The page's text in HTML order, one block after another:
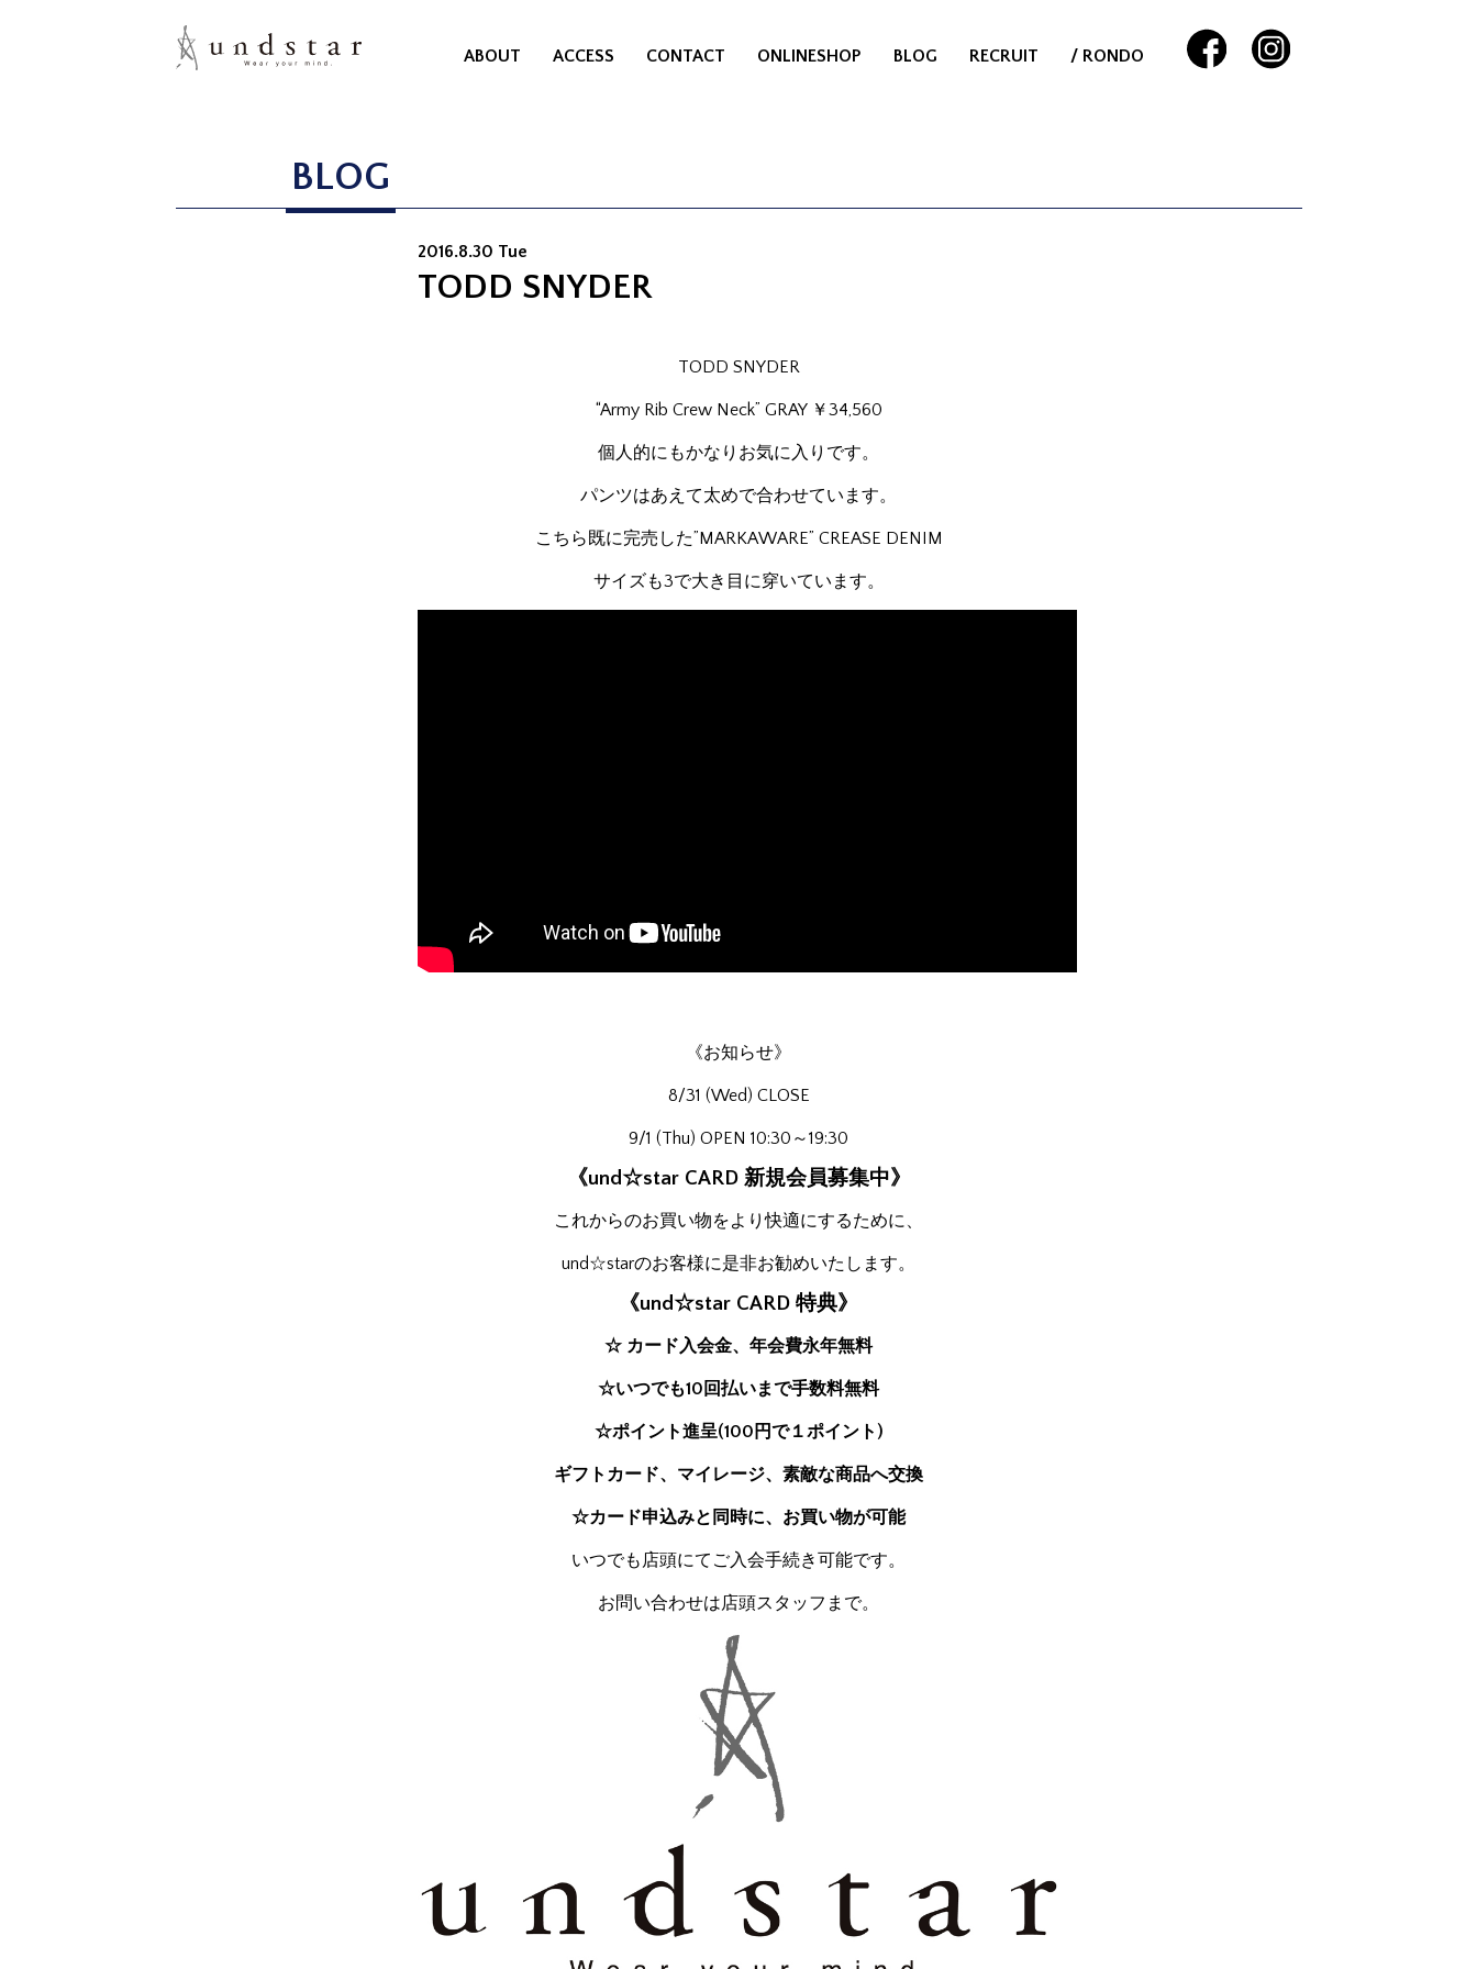
ABOUT ACCESS CONTACT ONLINESHOP BLOG RECRUIT / RONDO
BLOG
2016.8.30 Tue
TODD SNYDER
TODD SNYDER
“Army Rib Crew Neck” GRAY ￥34,560
個人的にもかなりお気に入りです。
パンツはあえて太めで合わせています。
こちら既に完売した”MARKAWARE” CREASE DENIM
サイズも3で大き目に穿いています。
《お知らせ》
8/31 (Wed) CLOSE
9/1 (Thu) OPEN 10:30～19:30
《und☆star CARD 新規会員募集中》
これからのお買い物をより快適にするために、
und☆starのお客様に是非お勧めいたします。
《und☆star CARD 特典》
☆ カード入会金、年会費永年無料
☆いつでも10回払いまで手数料無料
☆ポイント進呈(100円で１ポイント)
ギフトカード、マイレージ、素敵な商品へ交換
☆カード申込みと同時に、お買い物が可能
いつでも店頭にてご入会手続き可能です。
お問い合わせは店頭スタッフまで。